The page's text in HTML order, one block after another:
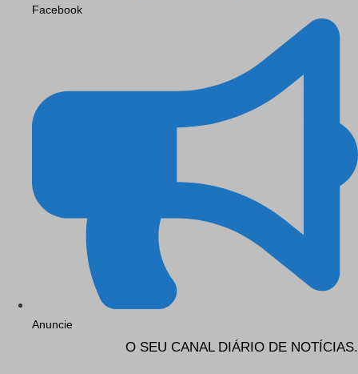
Facebook
Anuncie
O SEU CANAL DIÁRIO DE NOTÍCIAS.